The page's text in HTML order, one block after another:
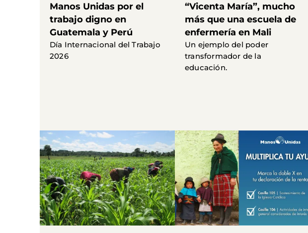
Manos Unidas por el
trabajo digno en
Guatemala y Perú
Día Internacional del Trabajo
2026
“Vicenta María”, mucho
más que una escuela de
enfermería en Mali
Un ejemplo del poder
transformador de la
educación.